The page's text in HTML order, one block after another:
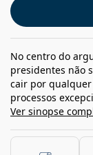
No centro do
presidentes não
cair por
processos
Ver sinopse